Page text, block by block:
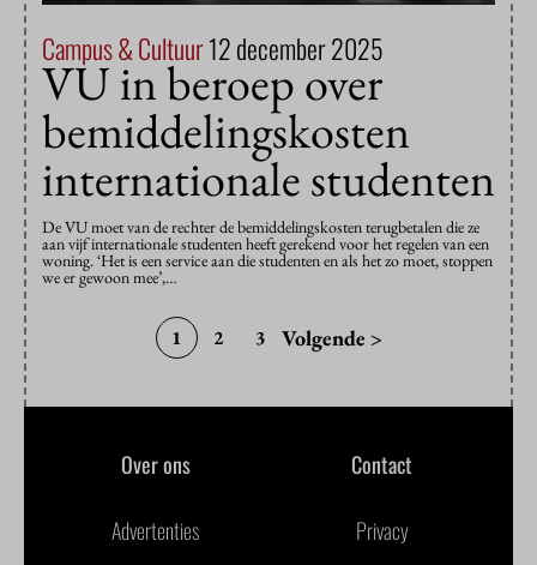
Campus & Cultuur12 december 2025
VU in beroep over
bemiddelingskosten
internationale studenten
De VU moet van de rechter de bemiddelingskosten terugbetalen die ze
aan vijf internationale studenten heeft gerekend voor het regelen van een
woning. ‘Het is een service aan die studenten en als het zo moet, stoppen
we er gewoon mee’,…
1 2 3 Volgende >
Over ons Contact
Advertenties Privacy